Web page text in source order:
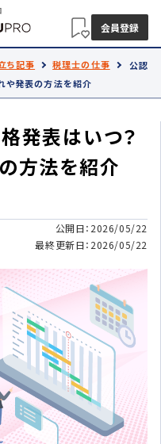
会員登録
ち記事 税理士の仕事
公認
や発表の方法を紹介
発表はいつ？
方法を紹介
公開日：2026/05/22
最終更新日：2026/05/22